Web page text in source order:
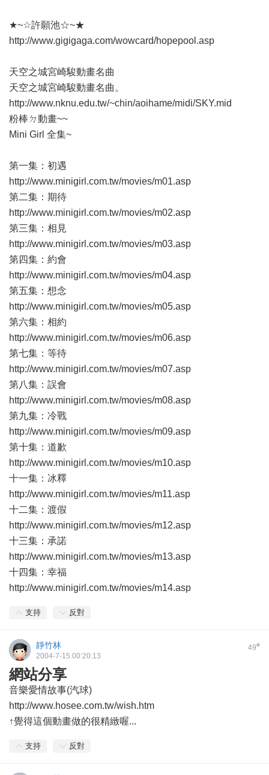
★~☆許願池☆~★
http://www.gigigaga.com/wowcard/hopepool.asp
天空之城宮崎駿動畫名曲
天空之城宮崎駿動畫名曲。
http://www.nknu.edu.tw/~chin/aoihame/midi/SKY.mid
粉棒ㄉ動畫~~
Mini Girl 全集~
第一集：初遇
http://www.minigirl.com.tw/movies/m01.asp
第二集：期待
http://www.minigirl.com.tw/movies/m02.asp
第三集：相見
http://www.minigirl.com.tw/movies/m03.asp
第四集：約會
http://www.minigirl.com.tw/movies/m04.asp
第五集：想念
http://www.minigirl.com.tw/movies/m05.asp
第六集：相約
http://www.minigirl.com.tw/movies/m06.asp
第七集：等待
http://www.minigirl.com.tw/movies/m07.asp
第八集：誤會
http://www.minigirl.com.tw/movies/m08.asp
第九集：冷戰
http://www.minigirl.com.tw/movies/m09.asp
第十集：道歉
http://www.minigirl.com.tw/movies/m10.asp
十一集：冰釋
http://www.minigirl.com.tw/movies/m11.asp
十二集：渡假
http://www.minigirl.com.tw/movies/m12.asp
十三集：承諾
http://www.minigirl.com.tw/movies/m13.asp
十四集：幸福
http://www.minigirl.com.tw/movies/m14.asp
支持 反對
49#
靜竹林
2004-7-15 00:20:13
網站分享
音樂愛情故事(汽球)
http://www.hosee.com.tw/wish.htm
↑覺得這個動畫做的很精緻喔...
支持 反對